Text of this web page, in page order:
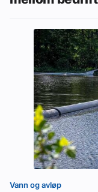
Vann og avløp